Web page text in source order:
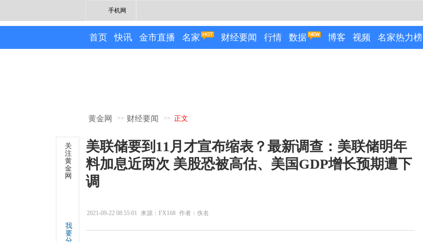
手机网
首页 快讯 金市直播 名家 财经要闻 行情 数据 博客 视频 名家热力榜
黄金网 >> 财经要闻 >> 正文
美联储要到11月才宣布缩表？最新调查：美联储明年
料加息近两次 美股恐被高估、美国GDP增长预期遭下
调
2021-09-22 08:55:01 来源：FX168 作者：佚名
关
注
黄
金
网
我
要